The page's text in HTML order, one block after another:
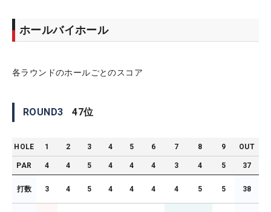
ホールバイホール
各ラウンドのホールごとのスコア
ROUND3 47位
HOLE 1 2 3 4 5 6 7 8 9 OUT
PAR 4 4 5 4 4 4 3 4 5 37
打数 3 4 5 4 4 4 4 5 5 38